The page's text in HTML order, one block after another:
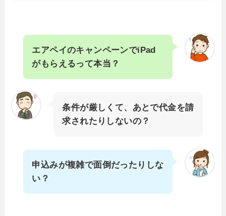
エアペイのキャンペーンでiPad
がもらえるって本当？
条件が厳しくて、あとで代金を請
求されたりしないの？
申込みが複雑で面倒だったりしな
い？